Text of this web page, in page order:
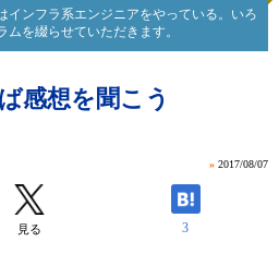
インフラ系エンジニアをやっている。いろ
を綴らせていただきます。
感想を聞こう
» 2017/08/07
見る 3